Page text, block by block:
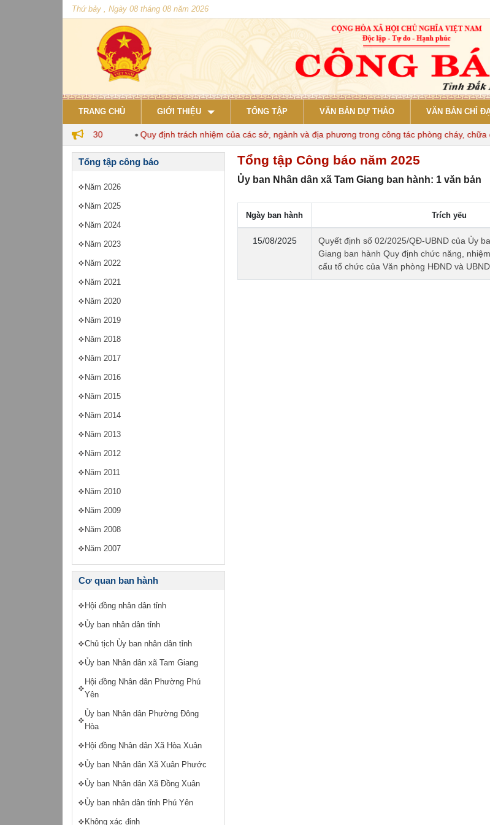
Thứ bảy , Ngày 08 tháng 08 năm 2026
TRANG CHỦ GIỚI THIỆU TỔNG TẬP VĂN BẢN DỰ THẢO VĂN BẢN CHỈ
nuôi đến năm 2030 Quy định trách nhiệm của các sở, ngành và địa phương trong công tác phòng cháy, chữa
Tổng tập công báo
Năm 2026
Năm 2025
Năm 2024
Năm 2023
Năm 2022
Năm 2021
Năm 2020
Năm 2019
Năm 2018
Năm 2017
Năm 2016
Năm 2015
Năm 2014
Năm 2013
Năm 2012
Năm 2011
Năm 2010
Năm 2009
Năm 2008
Năm 2007
Cơ quan ban hành
Hội đồng nhân dân tỉnh
Ủy ban nhân dân tỉnh
Chủ tịch Ủy ban nhân dân tỉnh
Ủy ban Nhân dân xã Tam Giang
Hội đồng Nhân dân Phường Phú
Yên
Ủy ban Nhân dân Phường Đông
Hòa
Hội đồng Nhân dân Xã Hòa Xuân
Ủy ban Nhân dân Xã Xuân Phước
Ủy ban Nhân dân Xã Đồng Xuân
Ủy ban nhân dân tỉnh Phú Yên
Không xác định
Tổng tập Công báo năm 2025
Ủy ban Nhân dân xã Tam Giang ban hành: 1 văn bản
Ngày ban hành Trích yếu
15/08/2025
Quyết định số 02/2025/QĐ-UBND của Ủy
Giang ban hành Quy định chức năng,
cấu tổ chức của Văn phòng HĐND và